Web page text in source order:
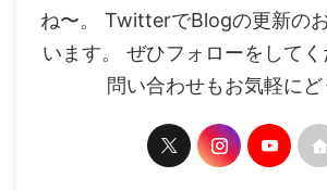
ね〜。 TwitterでBlogの更新の
います。 ぜひフォローをして
問い合わせもお気軽にど